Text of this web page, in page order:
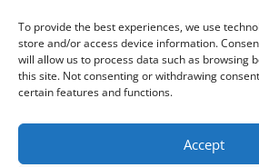
To provide the best experiences, we use
store and/or access device information.
will allow us to process data such as browsing
this site. Not consenting or withdrawing
certain features and functions.
Accept